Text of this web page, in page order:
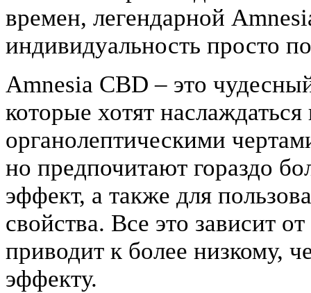
времен, легендарной
индивидуальность просто
Amnesia CBD – это
которые хотят
органолептическими
но предпочитают гораздо
эффект, а также для
свойства. Все это зависит
приводит к более низкому,
эффекту.